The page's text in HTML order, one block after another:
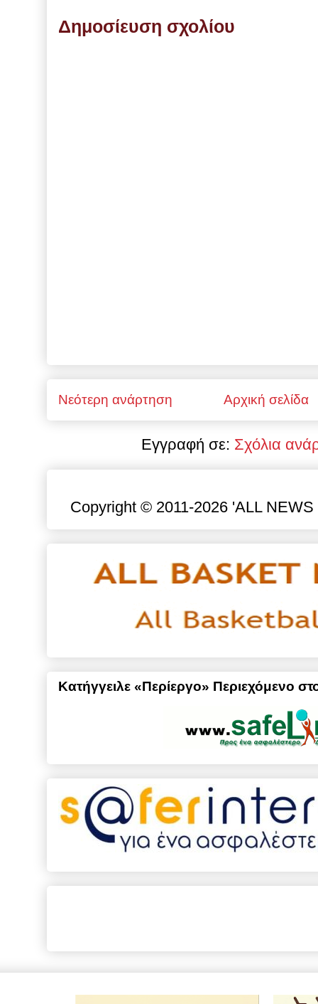
Δημοσίευση σχολίου
Νεότερη ανάρτηση Αρχική σελίδα
Εγγραφή σε: Σχόλια
Copyright © 2011-2026 'ALL
Κατήγγειλε «Περίεργο» Περιεχόμενο